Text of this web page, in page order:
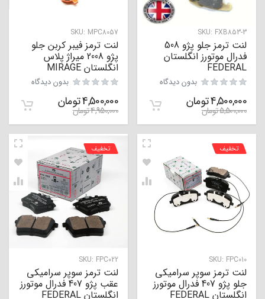
SKU: FXB853-3
لنت ترمز جلو پژو 508
فدرال موتورز انگلستان
FEDERAL
بدون دیدگاه
4,500,000تومان
5,500,000تومان
SKU: MPC8057
لنت ترمز فیبر کربن جلو
پژو 2008 میراژ پلاس
انگلستان MIRAGE
بدون دیدگاه
4,500,000تومان
4,950,000تومان
SKU: FPC010
تخفیف
لنت ترمز سوپر سرامیکی
جلو پژو 407 فدرال موتورز
انگلستان FEDERAL
SKU: FPC022
تخفیف
لنت ترمز سوپر سرامیکی
عقب پژو 407 فدرال موتورز
انگلستان FEDERAL